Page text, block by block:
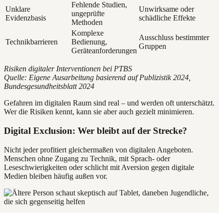
Unklare
Evidenzbasis
Fehlende Studien,
ungeprüfte
Methoden
Unwirksame oder
schädliche Effekte
Technikbarrieren
Komplexe
Bedienung,
Geräteanforderungen
Ausschluss bestimmter
Gruppen
Risiken digitaler Interventionen bei PTBS
Quelle: Eigene Ausarbeitung basierend auf Publizistik 2024,
Bundesgesundheitsblatt 2024
Gefahren im digitalen Raum sind real – und werden oft unterschätzt.
Wer die Risiken kennt, kann sie aber auch gezielt minimieren.
Digital Exclusion: Wer bleibt auf der Strecke?
Nicht jeder profitiert gleichermaßen von digitalen Angeboten.
Menschen ohne Zugang zu Technik, mit Sprach- oder
Leseschwierigkeiten oder schlicht mit Aversion gegen digitale
Medien bleiben häufig außen vor.